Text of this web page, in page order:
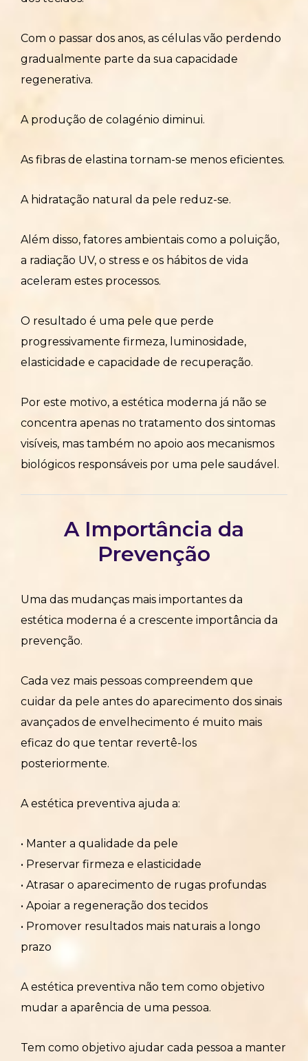
Com o passar dos anos, as células vão perdendo
gradualmente parte da sua capacidade
regenerativa.
A produção de colagénio diminui.
As fibras de elastina tornam-se menos eficientes.
A hidratação natural da pele reduz-se.
Além disso, fatores ambientais como a poluição,
a radiação UV, o stress e os hábitos de vida
aceleram estes processos.
O resultado é uma pele que perde
progressivamente firmeza, luminosidade,
elasticidade e capacidade de recuperação.
Por este motivo, a estética moderna já não se
concentra apenas no tratamento dos sintomas
visíveis, mas também no apoio aos mecanismos
biológicos responsáveis por uma pele saudável.
A Importância da
Prevenção
Uma das mudanças mais importantes da
estética moderna é a crescente importância da
prevenção.
Cada vez mais pessoas compreendem que
cuidar da pele antes do aparecimento dos sinais
avançados de envelhecimento é muito mais
eficaz do que tentar revertê-los
posteriormente.
A estética preventiva ajuda a:
• Manter a qualidade da pele
• Preservar firmeza e elasticidade
• Atrasar o aparecimento de rugas profundas
• Apoiar a regeneração dos tecidos
• Promover resultados mais naturais a longo
prazo
A estética preventiva não tem como objetivo
mudar a aparência de uma pessoa.
Tem como objetivo ajudar cada pessoa a manter